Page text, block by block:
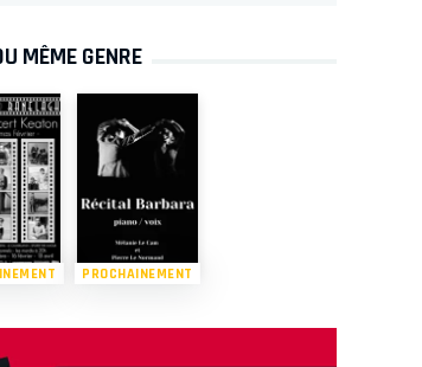
MÊME GENRE
PROCHAINEMENT